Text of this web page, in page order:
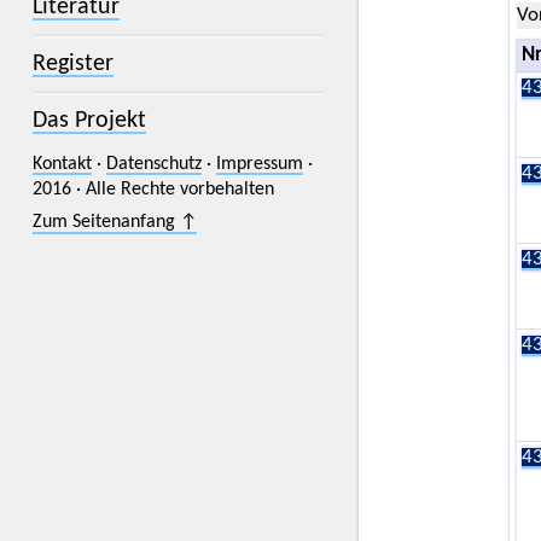
Literatur
Register
Das Projekt
Kontakt· Datenschutz· Impressum ·
2016 · Alle Rechte vorbehalten
Zum Seitenanfang ↑